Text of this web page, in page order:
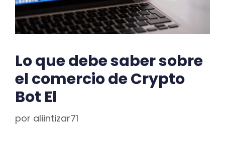
Lo que debe saber sobre
el comercio de Crypto
Bot El
por aliintizar71